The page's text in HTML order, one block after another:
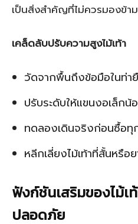
เป็นสิ่งสำคัญที่ไม่ควรมองข้าม
เคล็ดลับปรับความสูงไม้เท้า
วัดจากพื้นถึงข้อมือในท่า
ปรับระดับให้แขนงอเล็กน้
ทดลองเดินจริงก่อนซื้อทุ
หลีกเลี่ยงไม้เท้าที่สั้นหรือย
ฟังก์ชันเสริมของไม้เ
ปลอดภัย